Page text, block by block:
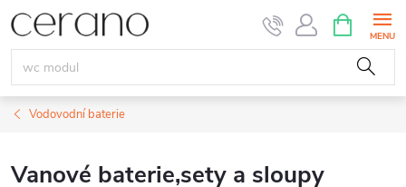
Přejít
na
obsah
NÁKUPNÍ
KOŠÍK
Vodovodní baterie
Vanové baterie,sety a sloupy